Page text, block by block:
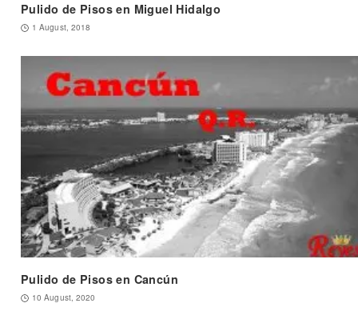
Pulido de Pisos en Miguel Hidalgo
1 August, 2018
Pulido de Pisos en Cancún
10 August, 2020